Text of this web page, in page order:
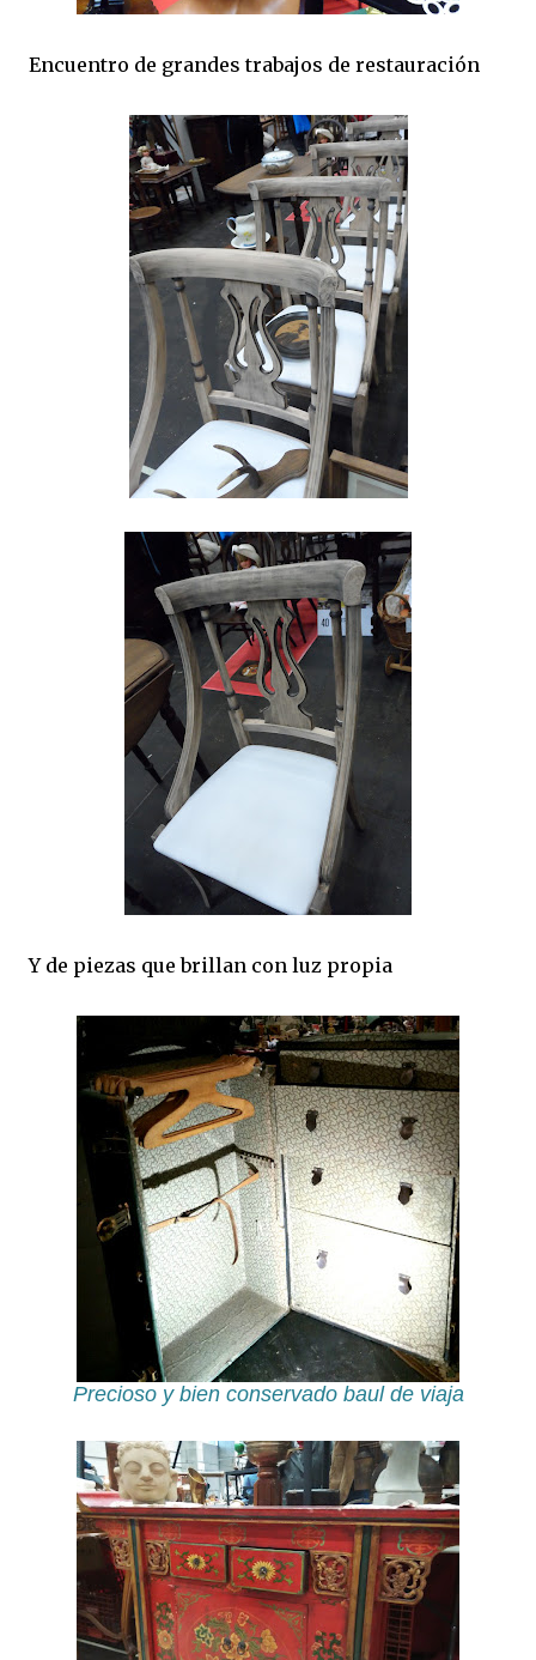
Encuentro de grandes trabajos de restauración
Y de piezas que brillan con luz propia
Precioso y bien conservado baul de viaja